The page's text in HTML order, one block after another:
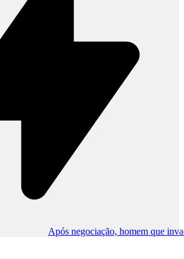
Após negociação, homem que